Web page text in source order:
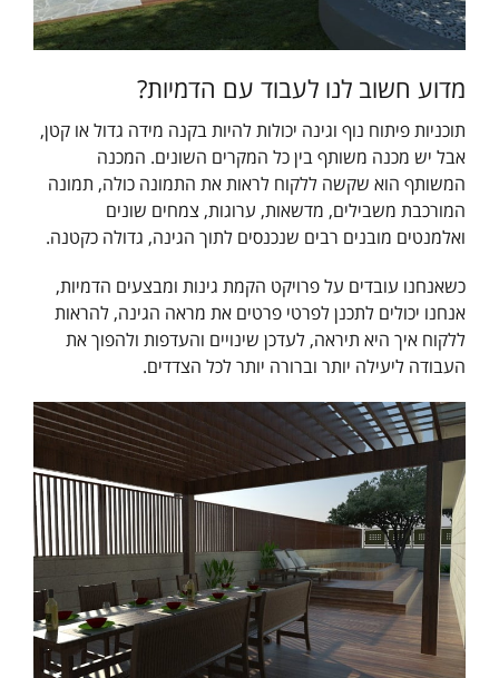
מדוע חשוב לנו לעבוד עם הדמיות?
תוכניות פיתוח נוף וגינה יכולות להיות בקנה מידה גדול או קטן,
אבל יש מכנה משותף בין כל המקרים השונים. המכנה
המשותף הוא שקשה ללקוח לראות את התמונה כולה, תמונה
המורכבת משבילים, מדשאות, ערוגות, צמחים שונים
ואלמנטים מובנים רבים שנכנסים לתוך הגינה, גדולה כקטנה.
כשאנחנו עובדים על פרויקט הקמת גינות ומבצעים הדמיות,
אנחנו יכולים לתכנן לפרטי פרטים את מראה הגינה, להראות
ללקוח איך היא תיראה, לעדכן שינויים והעדפות ולהפוך את
העבודה ליעילה יותר וברורה יותר לכל הצדדים.